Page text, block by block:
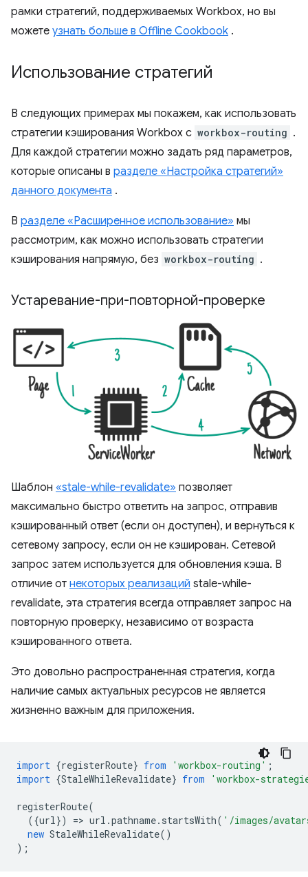
рамки стратегий, поддерживаемых Workbox, но вы
можете узнать больше в Offline Cookbook .
Использование стратегий
В следующих примерах мы покажем, как использовать
стратегии кэширования Workbox с workbox-routing .
Для каждой стратегии можно задать ряд параметров,
которые описаны в разделе «Настройка стратегий»
данного документа .
В разделе «Расширенное использование» мы
рассмотрим, как можно использовать стратегии
кэширования напрямую, без workbox-routing .
Устаревание-при-повторной-проверке
Шаблон «stale-while-revalidate» позволяет
максимально быстро ответить на запрос, отправив
кэшированный ответ (если он доступен), и вернуться к
сетевому запросу, если он не кэширован. Сетевой
запрос затем используется для обновления кэша. В
отличие от некоторых реализаций stale-while-
revalidate, эта стратегия всегда отправляет запрос на
повторную проверку, независимо от возраста
кэшированного ответа.
Это довольно распространенная стратегия, когда
наличие самых актуальных ресурсов не является
жизненно важным для приложения.
import {registerRoute} from 'workbox-routing' ;
import {StaleWhileRevalidate} from 'workbox-
registerRoute(
({url}) => url .pathname. startsWith( '/images/
new StaleWhileRevalidate()
);